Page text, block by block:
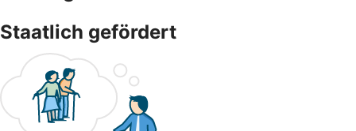
Staatlich gefördert